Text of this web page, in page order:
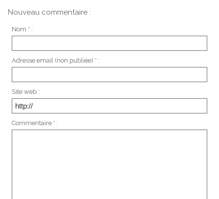
Nouveau commentaire :
Nom * :
Adresse email (non publiée) * :
Site web :
Commentaire * :